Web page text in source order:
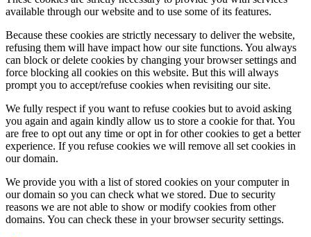
available through our website and to use some of its features.
Because these cookies are strictly necessary to deliver the website,
refusing them will have impact how our site functions. You always
can block or delete cookies by changing your browser settings and
force blocking all cookies on this website. But this will always
prompt you to accept/refuse cookies when revisiting our site.
We fully respect if you want to refuse cookies but to avoid asking
you again and again kindly allow us to store a cookie for that. You
are free to opt out any time or opt in for other cookies to get a better
experience. If you refuse cookies we will remove all set cookies in
our domain.
We provide you with a list of stored cookies on your computer in
our domain so you can check what we stored. Due to security
reasons we are not able to show or modify cookies from other
domains. You can check these in your browser security settings.